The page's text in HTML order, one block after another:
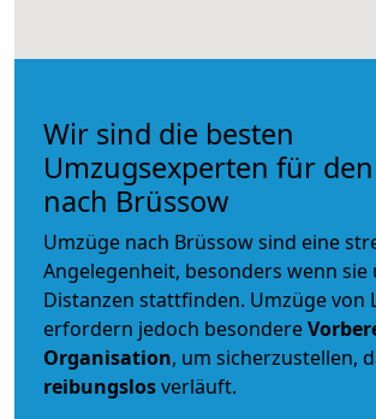
Wir sind die besten
Umzugsexperten für
nach Brüssow
Umzüge nach Brüssow sind eine
Angelegenheit, besonders wenn
Distanzen stattfinden. Umzüge von
erfordern jedoch besondere
Organisation, um sicherzustellen,
reibungslosverläuft.